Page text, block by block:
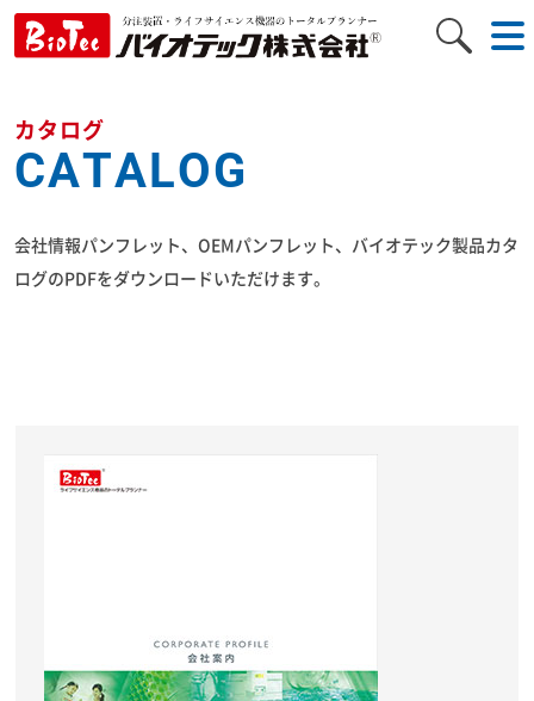
カタログ
CATALOG
会社情報パンフレット、OEMパンフレット、バイオテック製品カタ
ログのPDFをダウンロードいただけます。